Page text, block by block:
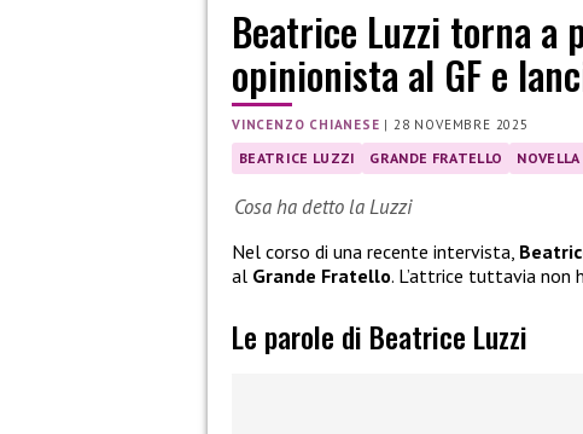
Beatrice Luzzi torna a
opinionista al GF e
VINCENZO CHIANESE |28 NOVEMBRE 2025
BEATRICE LUZZI GRANDE FRATELLO NOVELLA
Cosa ha detto la Luzzi
Nel corso di una recente intervista,
al Grande Fratello. L’attrice tuttavia non
Le parole di Beatrice Luzzi